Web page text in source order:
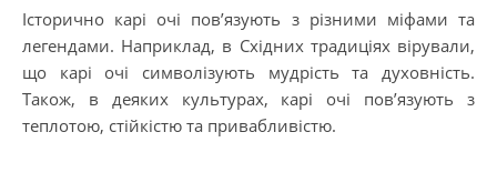
Історично карі очі пов’язують з різними міфами та
легендами. Наприклад, в Східних традиціях вірували,
що карі очі символізують мудрість та духовність.
Також, в деяких культурах, карі очі пов’язують з
теплотою, стійкістю та привабливістю.